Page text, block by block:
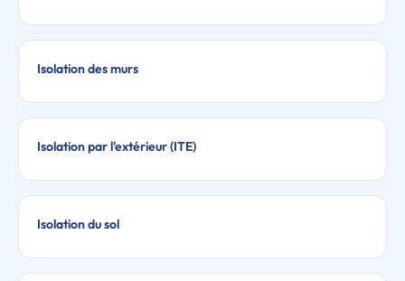
Isolation des murs
Isolation par l'extérieur (ITE)
Isolation du sol